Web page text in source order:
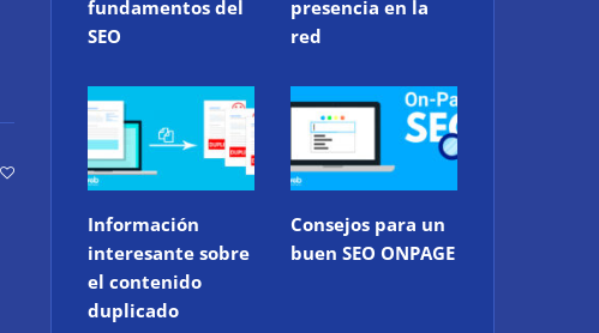
fundamentos del
SEO
presencia en la
red
Información
interesante sobre
el contenido
duplicado
Consejos para un
buen SEO ONPAGE